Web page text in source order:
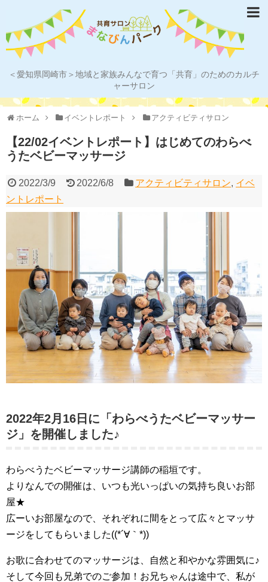
＜愛知県岡崎市＞地域と家族みんなで育つ「共育」のためのカルチ
ャーサロン
ホーム イベントレポート アクティビティサロン
【22/02イベントレポート】はじめてのわらべ
うたベビーマッサージ
2022/3/9 2022/6/8 アクティビティサロン, イベ
ントレポート
2022年2月16日に「わらべうたベビーマッサー
ジ」を開催しました♪
わらべうたベビーマッサージ講師の稲垣です。
よりなんでの開催は、いつも光いっぱいの気持ち良いお部
屋★
広ーいお部屋なので、それぞれに間をとって広々とマッサ
ージをしてもらいました((*´∀｀*))⁡⁡
お歌に合わせてのマッサージは、自然と和やかな雰囲気に♪
そして今回も兄弟でのご参加！お兄ちゃんは途中で、私が